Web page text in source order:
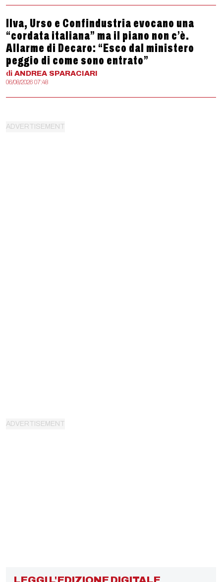
Ilva, Urso e Confindustria evocano una
“cordata italiana” ma il piano non c’è.
Allarme di Decaro: “Esco dal ministero
peggio di come sono entrato”
di ANDREA SPARACIARI
06/08/2026 07:48